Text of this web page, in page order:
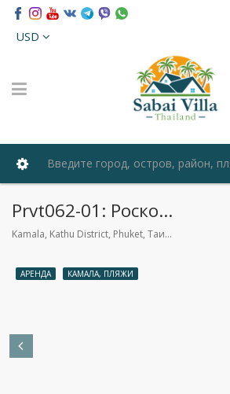
USD
Prvt062-01: Роскошная вилла с 4 спальнями и бассейном
Kamala, Kathu District, Phuket, Таиланд
АРЕНДА КАМАЛА, ПЛЯЖИ